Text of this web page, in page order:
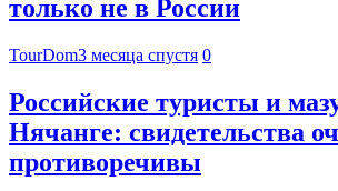
только не в России
TourDom3 месяца спустя 0
Российские туристы и
Нячанге: свидетельства
противоречивы